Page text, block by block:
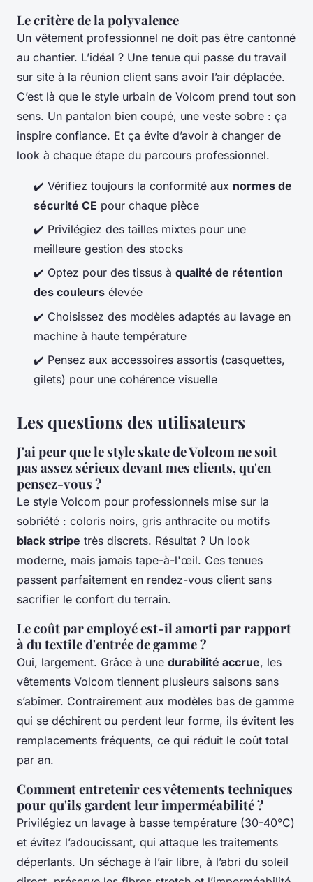
Le critère de la polyvalence
Un vêtement professionnel ne doit pas être cantonné
au chantier. L’idéal ? Une tenue qui passe du travail
sur site à la réunion client sans avoir l’air déplacée.
C’est là que le style urbain de Volcom prend tout son
sens. Un pantalon bien coupé, une veste sobre : ça
inspire confiance. Et ça évite d’avoir à changer de
look à chaque étape du parcours professionnel.
✔️ Vérifiez toujours la conformité aux normes de
sécurité CE pour chaque pièce
✔️ Privilégiez des tailles mixtes pour une
meilleure gestion des stocks
✔️ Optez pour des tissus à qualité de rétention
des couleurs élevée
✔️ Choisissez des modèles adaptés au lavage en
machine à haute température
✔️ Pensez aux accessoires assortis (casquettes,
gilets) pour une cohérence visuelle
Les questions des utilisateurs
J'ai peur que le style skate de Volcom ne soit
pas assez sérieux devant mes clients, qu'en
pensez-vous ?
Le style Volcom pour professionnels mise sur la
sobriété : coloris noirs, gris anthracite ou motifs
black stripe très discrets. Résultat ? Un look
moderne, mais jamais tape-à-l'œil. Ces tenues
passent parfaitement en rendez-vous client sans
sacrifier le confort du terrain.
Le coût par employé est-il amorti par rapport
à du textile d'entrée de gamme ?
Oui, largement. Grâce à une durabilité accrue, les
vêtements Volcom tiennent plusieurs saisons sans
s’abîmer. Contrairement aux modèles bas de gamme
qui se déchirent ou perdent leur forme, ils évitent les
remplacements fréquents, ce qui réduit le coût total
par an.
Comment entretenir ces vêtements techniques
pour qu'ils gardent leur imperméabilité ?
Privilégiez un lavage à basse température (30-40°C)
et évitez l’adoucissant, qui attaque les traitements
déperlants. Un séchage à l’air libre, à l’abri du soleil